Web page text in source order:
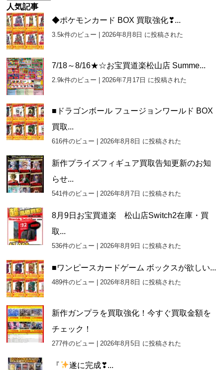
ー
カ
イ
ブ
人気記事
◆ポケモンカード BOX 買取強化❣...
3.5k件のビュー | 2026年8月8日 に投稿された
7/18～8/16★☆お宝買道楽松山店 Summe...
2.9k件のビュー | 2026年7月17日 に投稿された
■ドラゴンボール フュージョンワールド BOX
買取...
616件のビュー | 2026年8月8日 に投稿された
新作プライズフィギュア買取告知更新のお知
らせ...
541件のビュー | 2026年8月7日 に投稿された
8月9日お宝買道楽 松山店Switch2在庫・買
取...
536件のビュー | 2026年8月9日 に投稿された
■ワンピースカードゲーム ボックスが欲しい...
489件のビュー | 2026年8月8日 に投稿された
新作ガンプラを買取強化！今すぐ買取金額を
チェック！
277件のビュー | 2026年8月5日 に投稿された
『 遂に完成❣...